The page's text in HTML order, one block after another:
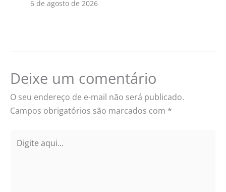
6 de agosto de 2026
Deixe um comentário
O seu endereço de e-mail não será publicado.
Campos obrigatórios são marcados com *
aqui...